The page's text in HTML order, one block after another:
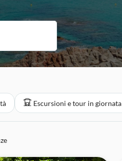
Escursioni e tour in giornata